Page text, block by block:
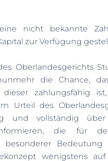
nicht bekannte
zur Verfügung
Oberlandesgerichts
die Chance,
zahlungsfähig
Urteil des
und vollständig über
die für
besonderer Bedeutung
wenigstens auf